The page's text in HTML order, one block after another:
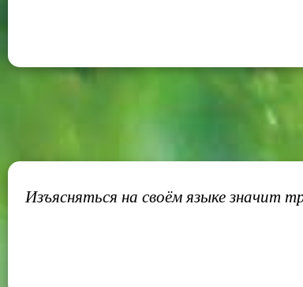
Изъясняться на своём языке значит